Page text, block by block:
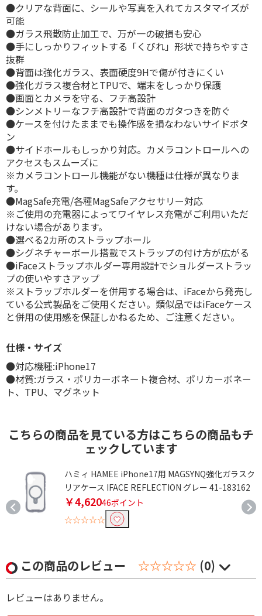
●クリアな背面に、シールや写真を入れてカスタマイズが
可能
●ガラス飛散防止加工で、万が一の破損も安心
●手にしっかりフィットする「くびれ」形状で持ちやすさ
抜群
●背面は強化ガラス、表面硬度9Hで傷が付きにくい
●強化ガラス複合材とTPUで、端末をしっかり保護
●画面とカメラを守る、フチ高設計
●シンメトリーなフチ高設計で背面のガタつきを防ぐ
●ケースを付けたままでも操作感を損なわないサイドボタ
ン
●サイドホールもしっかり対応。カメラコントロールへの
アクセスもスムーズに
※カメラコントロール機能がない機種は仕様が異なりま
す。
●MagSafe充電/各種MagSafeアクセサリー対応
※ご使用の充電器によってワイヤレス充電がご利用いただ
けない場合があります。
●選べる2カ所のストラップホール
●シグネチャーボール搭載でストラップの付け方が広がる
●iFaceストラップホルダー専用設計でショルダーストラッ
プの使いやすさアップ
※ストラップホルダーを併用する場合は、iFaceから発売し
ている公式製品をご使用ください。類似品ではiFaceケース
と併用の使用感を保証しかねるため、ご注意ください。
仕様・サイズ
●対応機種:iPhone17
●材質:ガラス・ポリカーボネート複合材、ポリカーボネー
ト、TPU、マグネット
こちらの商品を見ている方はこちらの商品もチ
ェックしています
ハミィ HAMEE iPhone17用 MAGSYNQ強化ガラスク
リアケース IFACE REFLECTION グレー 41-183162
￥4,62046ポイント
☆☆☆☆☆
この商品のレビュー ☆☆☆☆☆ (0)
レビューはありません。